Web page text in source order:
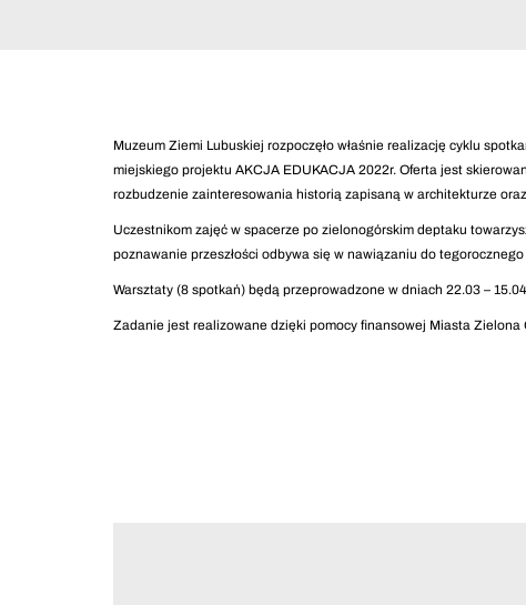
Muzeum Ziemi Lubuskiej rozpoczęło właśnie realizację cyklu
miejskiego projektu AKCJA EDUKACJA 2022r. Oferta jest
rozbudzenie zainteresowania historią zapisaną w architekturze
Uczestnikom zajęć w spacerze po zielonogórskim deptaku
poznawanie przeszłości odbywa się w nawiązaniu do
Warsztaty (8 spotkań) będą przeprowadzone w dniach 22.03 –
Zadanie jest realizowane dzięki pomocy finansowej Miasta Zielona